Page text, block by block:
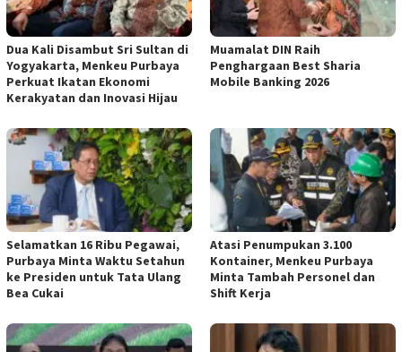
Dua Kali Disambut Sri Sultan di
Yogyakarta, Menkeu Purbaya
Perkuat Ikatan Ekonomi
Kerakyatan dan Inovasi Hijau
​Muamalat DIN Raih
Penghargaan Best Sharia
Mobile Banking 2026
​Selamatkan 16 Ribu Pegawai,
Purbaya Minta Waktu Setahun
ke Presiden untuk Tata Ulang
Bea Cukai
Atasi Penumpukan 3.100
Kontainer, Menkeu Purbaya
Minta Tambah Personel dan
Shift Kerja